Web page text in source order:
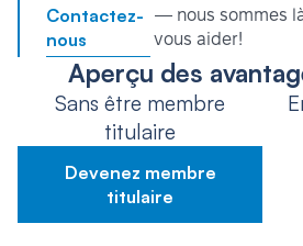
Contactez-
nous
— nous sommes
vous aider!
Aperçu des
Sans être membre
titulaire
Devenez membre
titulaire